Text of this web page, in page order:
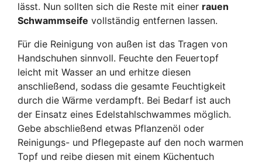
lässt. Nun sollten sich die Reste mit einer rauen
Schwammseife vollständig entfernen lassen.
Für die Reinigung von außen ist das Tragen von
Handschuhen sinnvoll. Feuchte den Feuertopf
leicht mit Wasser an und erhitze diesen
anschließend, sodass die gesamte Feuchtigkeit
durch die Wärme verdampft. Bei Bedarf ist auch
der Einsatz eines Edelstahlschwammes möglich.
Gebe abschließend etwas Pflanzenöl oder
Reinigungs- und Pflegepaste auf den noch warmen
Topf und reibe diesen mit einem Küchentuch